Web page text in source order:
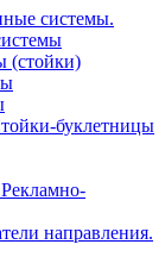
системы.
(стойки)
буклетницы
направления.